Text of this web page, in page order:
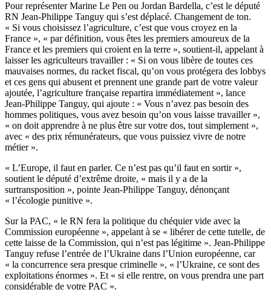
Pour représenter Marine Le Pen ou Jordan Bardella, c’est le député
RN Jean-Philippe Tanguy qui s’est déplacé. Changement de ton.
« Si vous choisissez l’agriculture, c’est que vous croyez en la
France », « par définition, vous êtes les premiers amoureux de la
France et les premiers qui croient en la terre », soutient-il, appelant à
laisser les agriculteurs travailler : « Si on vous libère de toutes ces
mauvaises normes, du racket fiscal, qu’on vous protégera des lobbys
et ces gens qui abusent et prennent une grande part de votre valeur
ajoutée, l’agriculture française repartira immédiatement », lance
Jean-Philippe Tanguy, qui ajoute : « Vous n’avez pas besoin des
hommes politiques, vous avez besoin qu’on vous laisse travailler »,
« on doit apprendre à ne plus être sur votre dos, tout simplement »,
avec « des prix rémunérateurs, que vous puissiez vivre de notre
métier ».
« L’Europe, il faut en parler. Ce n’est pas qu’il faut en sortir »,
soutient le député d’extrême droite, « mais il y a de la
surtransposition », pointe Jean-Philippe Tanguy, dénonçant
« l’écologie punitive ».
Sur la PAC, « le RN fera la politique du chéquier vide avec la
Commission européenne », appelant à se « libérer de cette tutelle, de
cette laisse de la Commission, qui n’est pas légitime ». Jean-Philippe
Tanguy refuse l’entrée de l’Ukraine dans l’Union européenne, car
« la concurrence sera presque criminelle », « l’Ukraine, ce sont des
exploitations énormes ». Et « si elle rentre, on vous prendra une part
considérable de votre PAC ».